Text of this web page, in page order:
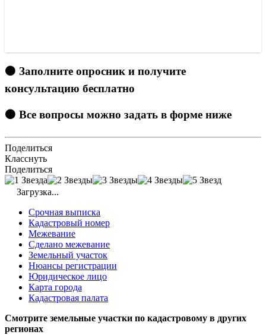
🟠 Заполните опросник и получите
консультацию бесплатно
🟠 Все вопросы можно задать в форме ниже
Поделиться
Класснуть
Поделиться
Загрузка...
Срочная выписка
Кадастровый номер
Межевание
Сделано межевание
Земельный участок
Нюансы регистрации
Юридическое лицо
Карта города
Кадастровая палата
Смотрите земельные участки по кадастровому в других
регионах